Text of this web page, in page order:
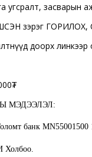
угсралт,
зэрэг
доорх линкээр
МЭДЭЭЛЭЛ:
банк MN55001500
Холбоо.